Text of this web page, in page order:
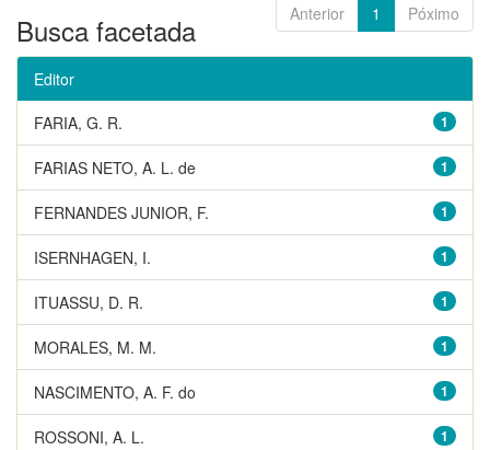
Anterior 1 Póximo
Busca facetada
Editor
1
FARIA, G. R.
1
FARIAS NETO, A. L. de
1
FERNANDES JUNIOR, F.
1
ISERNHAGEN, I.
1
ITUASSU, D. R.
1
MORALES, M. M.
1
NASCIMENTO, A. F. do
1
ROSSONI, A. L.